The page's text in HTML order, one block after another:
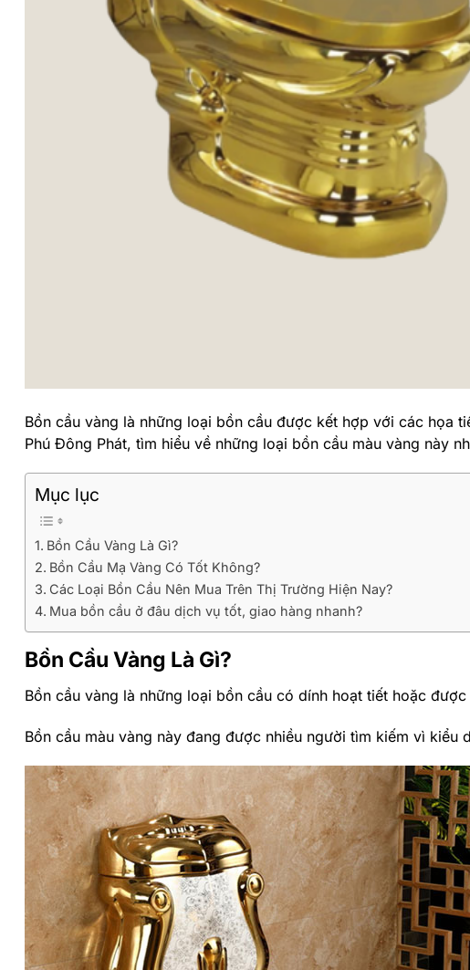
Bồn cầu vàng là những loại bồn cầu được kết hợp với các họa
Phú Đông Phát, tìm hiểu về những loại bồn cầu màu vàng này
Mục lục
Bồn Cầu Vàng Là Gì?
Bồn Cầu Mạ Vàng Có Tốt Không?
Các Loại Bồn Cầu Nên Mua Trên Thị Trường Hiện Nay?
Mua bồn cầu ở đâu dịch vụ tốt, giao hàng nhanh?
Bồn Cầu Vàng Là Gì?
Bồn cầu vàng là những loại bồn cầu có dính hoạt tiết hoặc
Bồn cầu màu vàng này đang được nhiều người tìm kiếm vì kiểu